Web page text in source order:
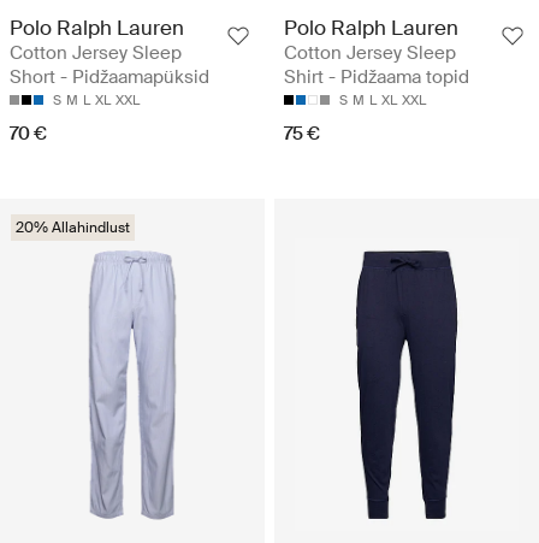
Polo Ralph Lauren
Cotton Jersey Sleep
Short - Pidžaamapüksid
S M L XL XXL
70 €
Polo Ralph Lauren
Cotton Jersey Sleep
Shirt - Pidžaama topid
S M L XL XXL
75 €
20% Allahindlust